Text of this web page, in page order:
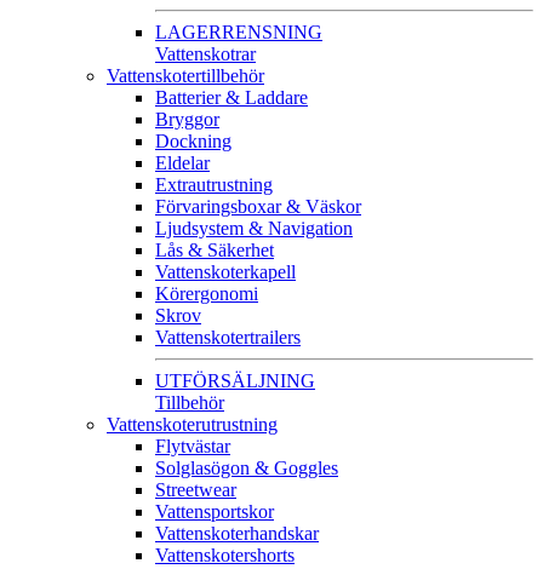
LAGERRENSNING
Vattenskotrar
Vattenskotertillbehör
Batterier & Laddare
Bryggor
Dockning
Eldelar
Extrautrustning
Förvaringsboxar & Väskor
Ljudsystem & Navigation
Lås & Säkerhet
Vattenskoterkapell
Körergonomi
Skrov
Vattenskotertrailers
UTFÖRSÄLJNING
Tillbehör
Vattenskoterutrustning
Flytvästar
Solglasögon & Goggles
Streetwear
Vattensportskor
Vattenskoterhandskar
Vattenskotershorts